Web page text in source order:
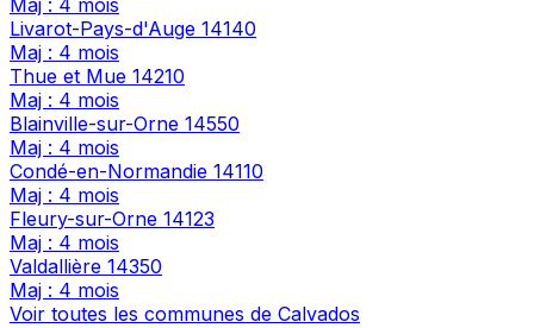
Livarot-Pays-d'Auge 14140
Maj : 4 mois
Thue et Mue 14210
Maj : 4 mois
Blainville-sur-Orne 14550
Maj : 4 mois
Condé-en-Normandie 14110
Maj : 4 mois
Fleury-sur-Orne 14123
Maj : 4 mois
Valdallière 14350
Maj : 4 mois
Voir toutes les communes de Calvados